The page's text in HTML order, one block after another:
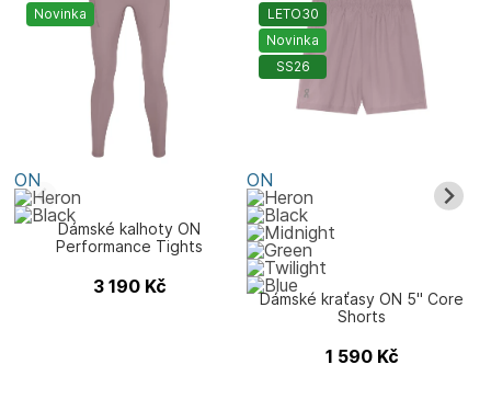
Novinka
ON
Dámské kalhoty ON
Performance Tights
3 190 Kč
LETO30
Novinka
SS26
ON
Dámské kraťasy ON 5" Core
Shorts
1 590 Kč